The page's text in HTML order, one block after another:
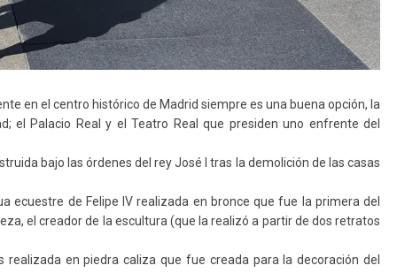
en el centro histórico de Madrid siempre es una buena opción, la
el Palacio Real y el Teatro Real que presiden uno enfrente del
bajo las órdenes del rey José I tras la demolición de las casas
ecuestre de Felipe IV realizada en bronce que fue la primera del
el creador de la escultura (que la realizó a partir de dos retratos
en piedra caliza que fue creada para la decoración del